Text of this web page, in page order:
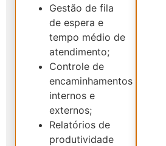
Gestão de fila
de espera e
tempo médio de
atendimento;
Controle de
encaminhamentos
internos e
externos;
Relatórios de
produtividade